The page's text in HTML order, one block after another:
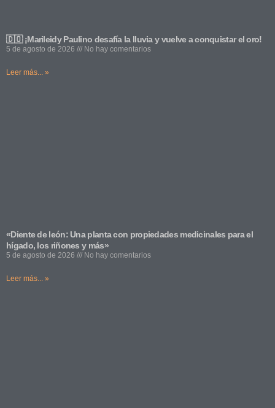
🇩🇴 ¡Marileidy Paulino desafía la lluvia y vuelve a conquistar el oro!
5 de agosto de 2026 No hay comentarios
Leer más... »
«Diente de león: Una planta con propiedades medicinales para el
hígado, los riñones y más»
5 de agosto de 2026 No hay comentarios
Leer más... »